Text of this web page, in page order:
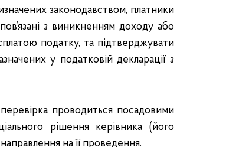
законодавством, платники
з виникненням доходу або
податку, та підтверджувати
у податковій декларації з
проводиться посадовими
рішення керівника (його
на її проведення.